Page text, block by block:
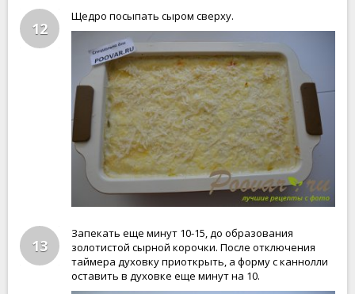
12
Щедро посыпать сыром сверху.
13
Запекать еще минут 10-15, до образования
золотистой сырной корочки. После отключения
таймера духовку приоткрыть, а форму с каннолли
оставить в духовке еще минут на 10.